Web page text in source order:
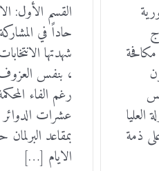
1/أ،ج
من قانون مكافحة
حبس
ذمة
القسم الأول:
حاداً في
شهدتها
رغم الفاء
عشرات
بمقاعد
الايام […]